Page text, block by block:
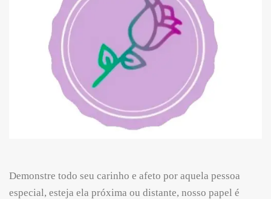
Demonstre todo seu carinho e afeto por aquela pessoa
especial, esteja ela próxima ou distante, nosso papel é